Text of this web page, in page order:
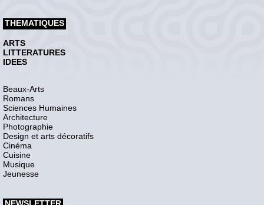
THEMATIQUES
ARTS
LITTERATURES
IDEES
Beaux-Arts
Romans
Sciences Humaines
Architecture
Photographie
Design et arts décoratifs
Cinéma
Cuisine
Musique
Jeunesse